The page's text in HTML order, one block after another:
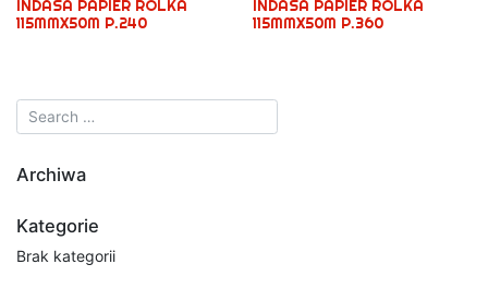
INDASA PAPIER ROLKA
115MMX50M P.240
INDASA PAPIER ROLKA
115MMX50M P.360
Archiwa
Kategorie
Brak kategorii